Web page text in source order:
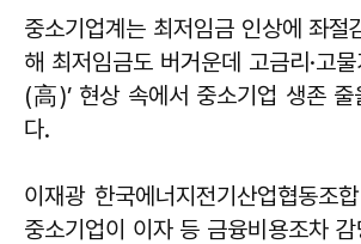
중소기업계는 최저임금 인상에 좌절
해 최저임금도 버거운데 고금리·고
(高)’ 현상 속에서 중소기업 생존 줄
다.
이재광 한국에너지전기산업협동조
중소기업이 이자 등 금융비용조차